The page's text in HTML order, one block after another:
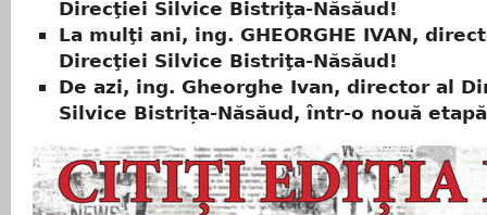
Direcţiei Silvice Bistriţa-Năsăud!
La mulţi ani, ing. GHEORGHE IVAN,
Direcţiei Silvice Bistriţa-Năsăud!
De azi, ing. Gheorghe Ivan, director al
Silvice Bistrița-Năsăud, într-o nouă